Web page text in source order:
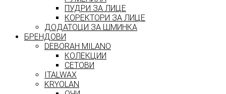
ПУДРИ ЗА ЛИЦЕ
КОРЕКТОРИ ЗА ЛИЦЕ
ДОДАТОЦИ ЗА ШМИНКА
БРЕНДОВИ
DEBORAH MILANO
КОЛЕКЦИИ
СЕТОВИ
ITALWAX
KRYOLAN